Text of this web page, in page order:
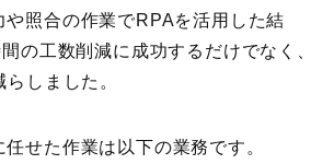
や照合の作業でRPAを活用した結
の工数削減に成功するだけでなく、
しました。
せた作業は以下の業務です。